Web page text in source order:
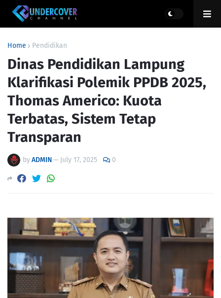
Home Pendidikan
Dinas Pendidikan Lampung
Klarifikasi Polemik PPDB 2025,
Thomas Americo: Kuota
Terbatas, Sistem Tetap
Transparan
byADMIN— July 17, 2025 0